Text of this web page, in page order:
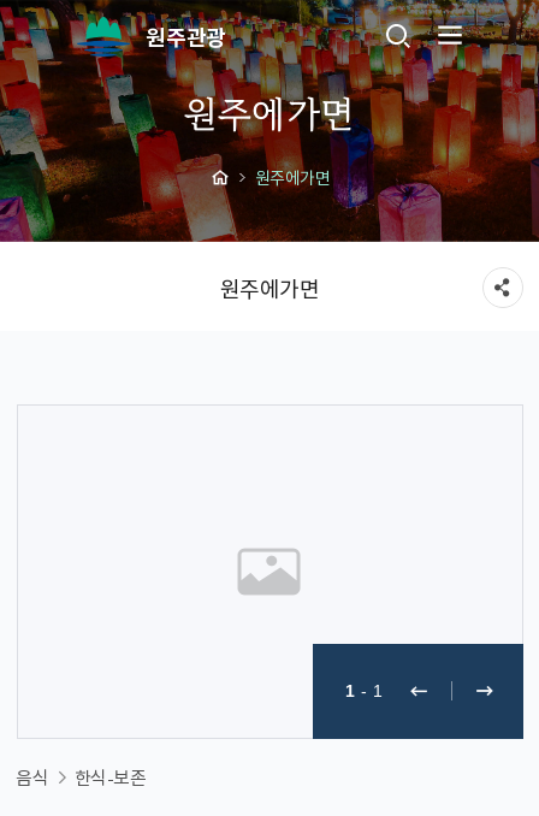
원주관광
원주에가면
원주에가면
원주에가면
1 - 1
음식 한식-보존